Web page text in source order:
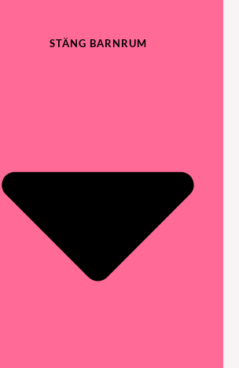
STÄNG BARNRUM